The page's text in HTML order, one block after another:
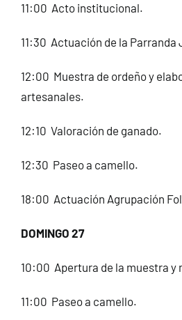
11:00 Acto institucional.
11:30 Actuación de la Parranda
12:00 Muestra de ordeño y
artesanales.
12:10 Valoración de ganado.
12:30 Paseo a camello.
18:00 Actuación Agrupación
DOMINGO 27
10:00 Apertura de la muestra y
11:00 Paseo a camello.